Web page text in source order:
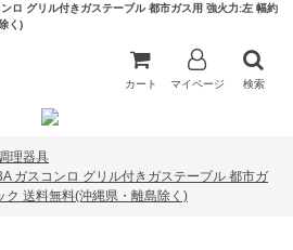
ロ グリル付きガステーブル 都市ガス用 強火力:左 幅約
く)
カート マイページ 検索
理器具
ガスコンロ グリル付きガステーブル 都市ガ
ク 送料無料(沖縄県・離島除く)